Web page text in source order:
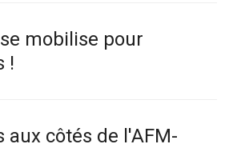
mobilise pour
!
aux côtés de l'AFM-